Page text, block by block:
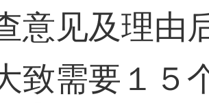
意见及理由
致需要１５